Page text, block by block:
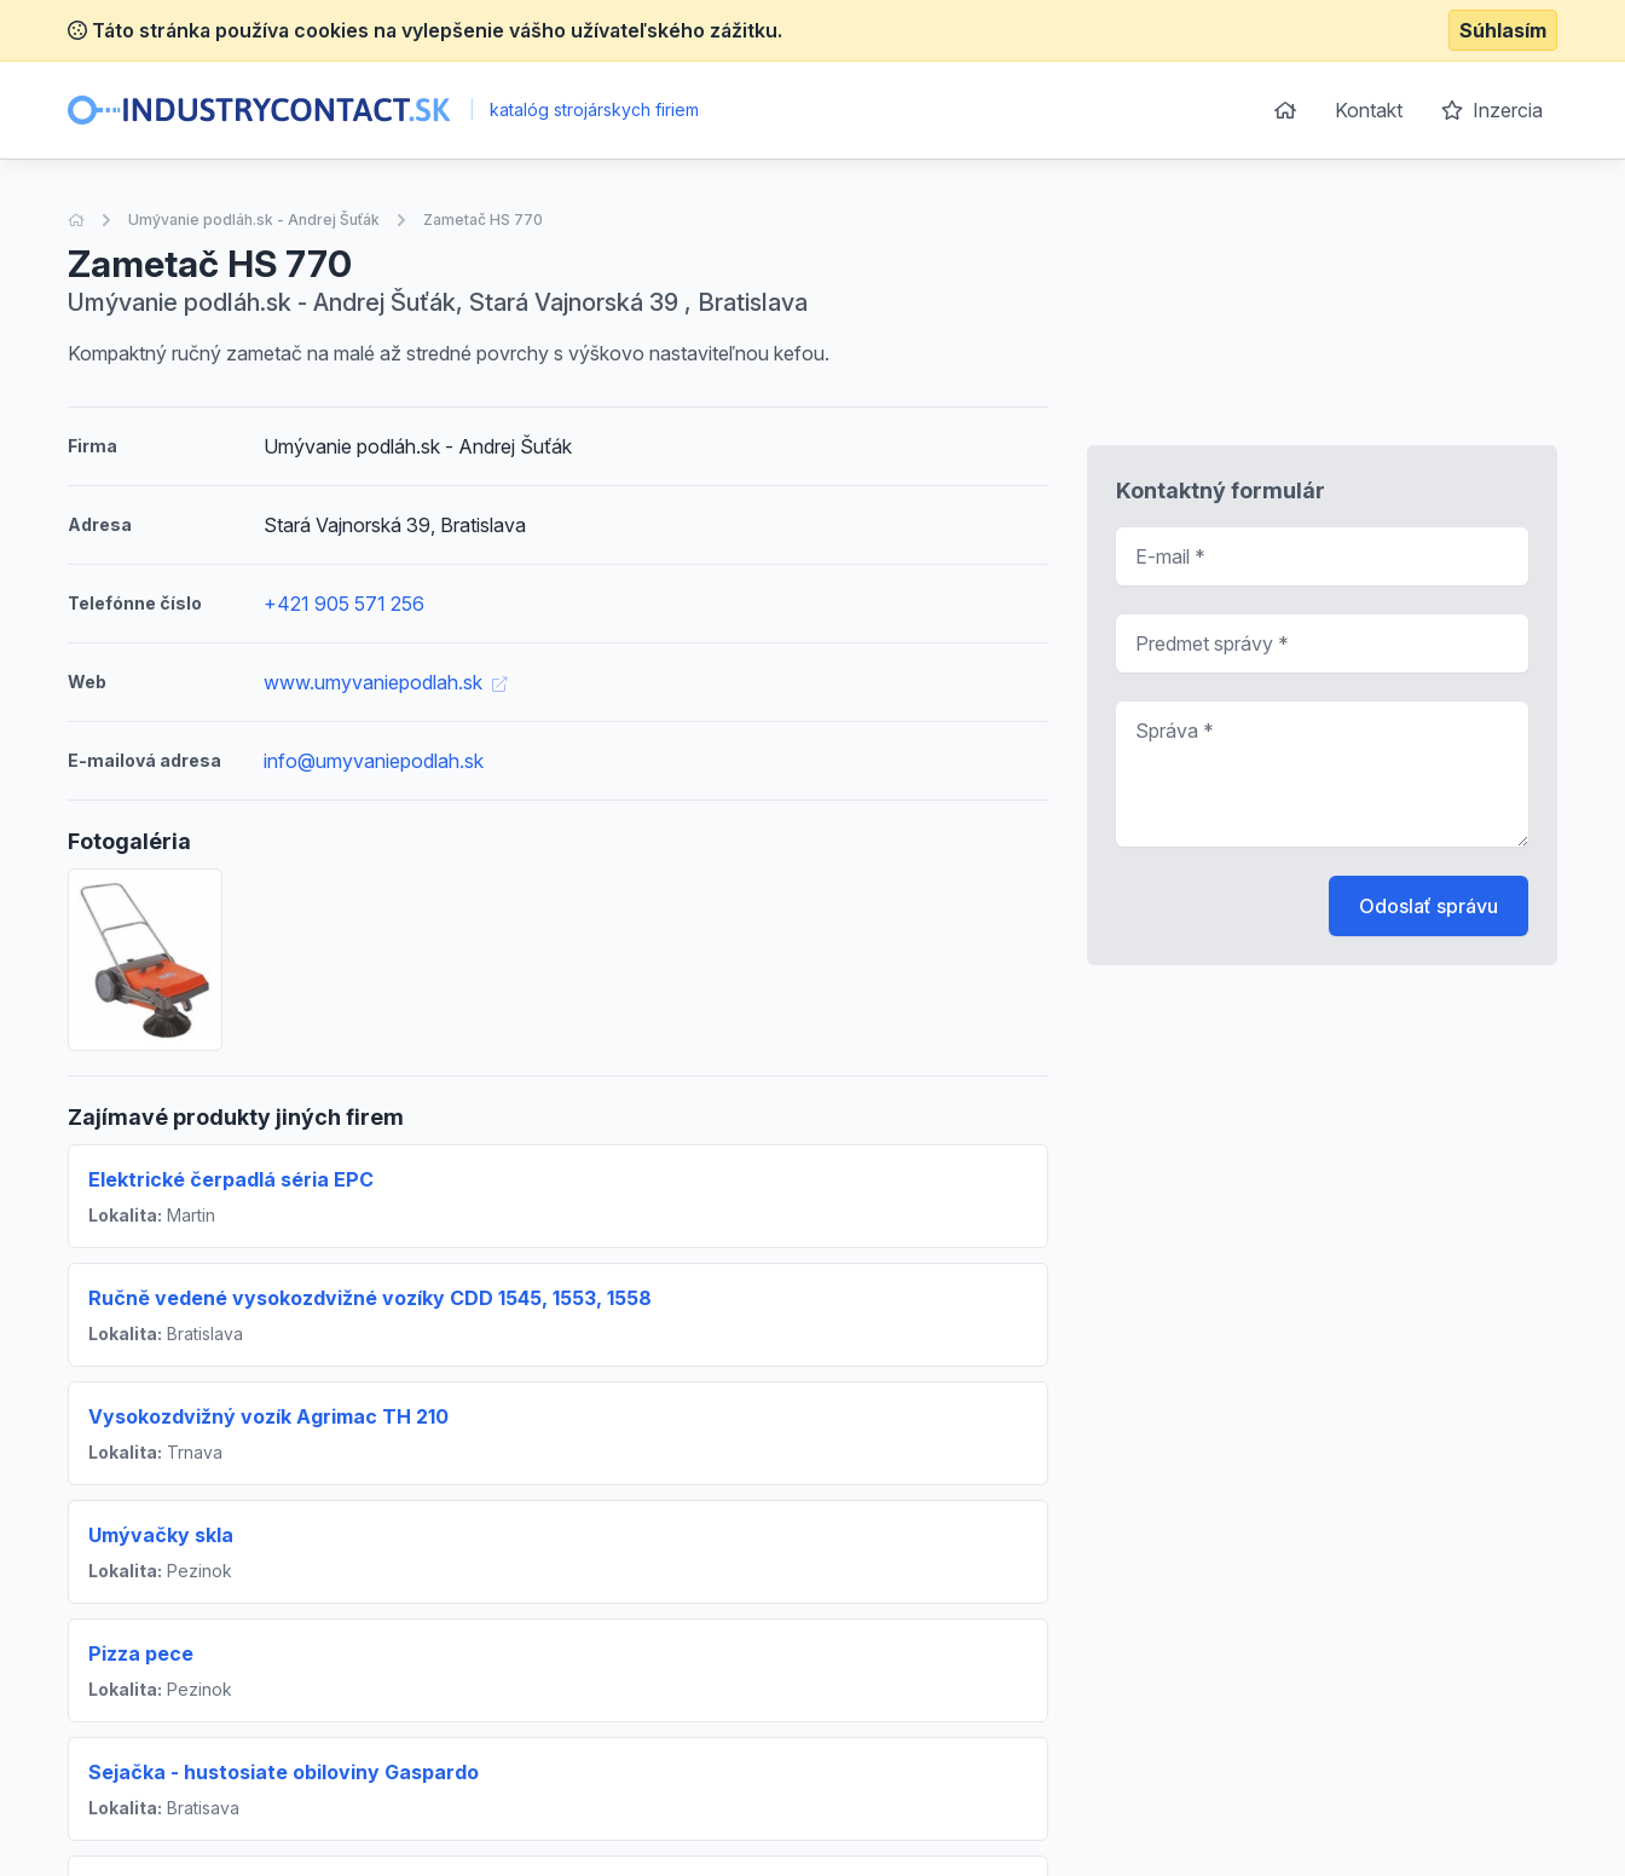
Táto stránka používa cookies na vylepšenie vášho užívateľského zážitku. Súhlasím
katalóg strojárskych firiem Kontakt Inzercia
Úvodná stránka
Umývanie podláh.sk - Andrej Šuťák Zametač HS 770
Zametač HS 770
Umývanie podláh.sk - Andrej Šuťák, Stará Vajnorská 39 , Bratislava
Kompaktný ručný zametač na malé až stredné povrchy s výškovo nastaviteľnou kefou.
Firma Umývanie podláh.sk - Andrej Šuťák
Adresa Stará Vajnorská 39, Bratislava
Telefónne číslo +421 905 571 256
Web www.umyvaniepodlah.sk
E-mailová adresa info@umyvaniepodlah.sk
Fotogaléria
Zajímavé produkty jiných firem
Elektrické čerpadlá séria EPC
Lokalita: Martin
Ručně vedené vysokozdvižné vozíky CDD 1545, 1553, 1558
Lokalita: Bratislava
Vysokozdvižný vozík Agrimac TH 210
Lokalita: Trnava
Umývačky skla
Lokalita: Pezinok
Pizza pece
Lokalita: Pezinok
Sejačka - hustosiate obiloviny Gaspardo
Lokalita: Bratisava
Kontaktný formulár
Odoslať správu